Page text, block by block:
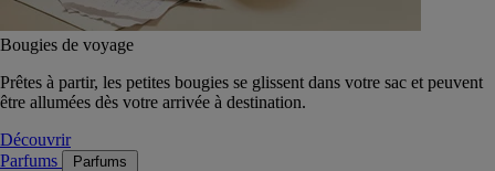
Bougies de voyage
Prêtes à partir, les petites bougies se glissent dans votre sac et peuvent
être allumées dès votre arrivée à destination.
Découvrir
Parfums
Parfums